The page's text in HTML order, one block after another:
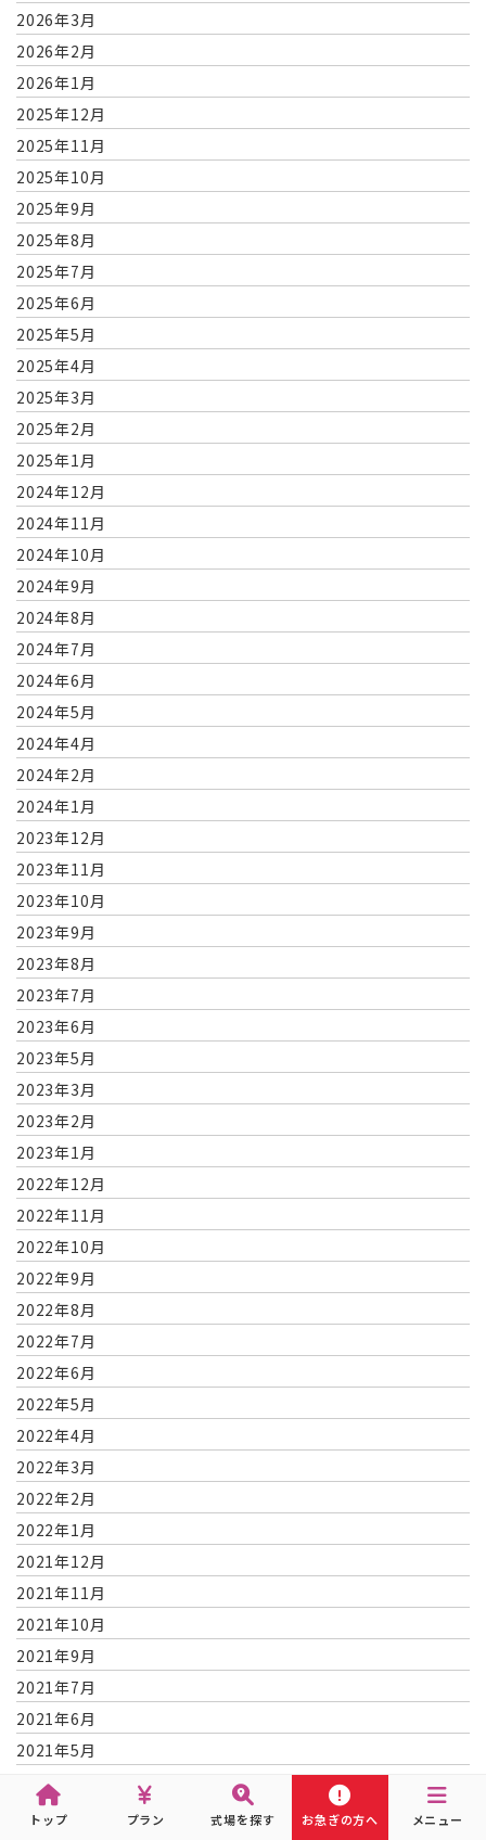
トップ プラン 式場を探す お急ぎの方へ メニュー
2026年3月
2026年2月
2026年1月
2025年12月
2025年11月
2025年10月
2025年9月
2025年8月
2025年7月
2025年6月
2025年5月
2025年4月
2025年3月
2025年2月
2025年1月
2024年12月
2024年11月
2024年10月
2024年9月
2024年8月
2024年7月
2024年6月
2024年5月
2024年4月
2024年2月
2024年1月
2023年12月
2023年11月
2023年10月
2023年9月
2023年8月
2023年7月
2023年6月
2023年5月
2023年3月
2023年2月
2023年1月
2022年12月
2022年11月
2022年10月
2022年9月
2022年8月
2022年7月
2022年6月
2022年5月
2022年4月
2022年3月
2022年2月
2022年1月
2021年12月
2021年11月
2021年10月
2021年9月
2021年7月
2021年6月
2021年5月
2021年4月
2021年3月